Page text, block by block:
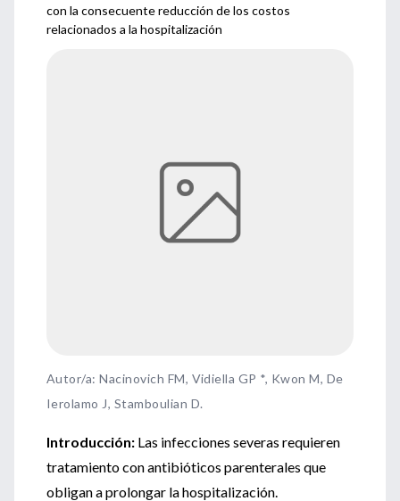
con la consecuente reducción de los costos
relacionados a la hospitalización
Autor/a: Nacinovich FM, Vidiella GP *, Kwon M, De
Ierolamo J, Stamboulian D.
Introducción: Las infecciones severas requieren
tratamiento con antibióticos parenterales que
obligan a prolongar la hospitalización.